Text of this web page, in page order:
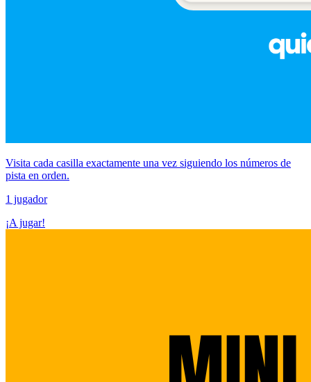
Visita cada casilla exactamente una vez siguiendo los números de
pista en orden.
1 jugador
¡A jugar!